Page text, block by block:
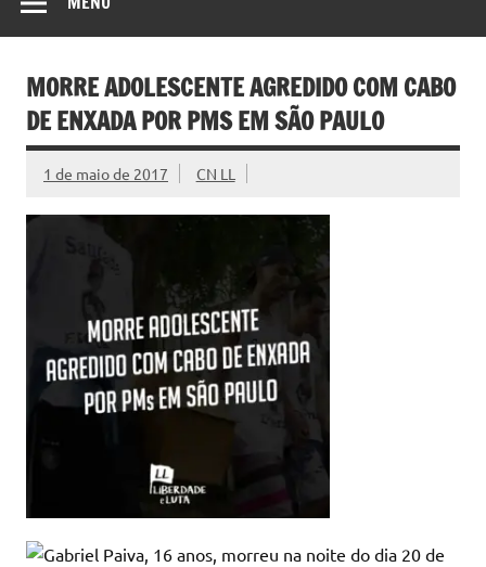
MORRE ADOLESCENTE AGREDIDO COM CABO
DE ENXADA POR PMS EM SÃO PAULO
1 de maio de 2017 CN LL